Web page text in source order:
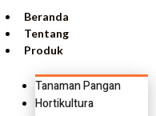
Beranda
Tentang
Produk
Tanaman Pangan
Hortikultura